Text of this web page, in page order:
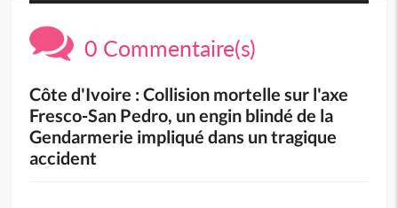
0 Commentaire(s)
Côte d'Ivoire : Collision mortelle sur l'axe
Fresco-San Pedro, un engin blindé de la
Gendarmerie impliqué dans un tragique
accident